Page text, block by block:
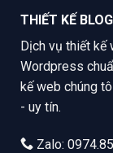
THIẾT KẾ
Dịch vụ thiết
Wordpress
kế web chúng
- uy tín.
Zalo: